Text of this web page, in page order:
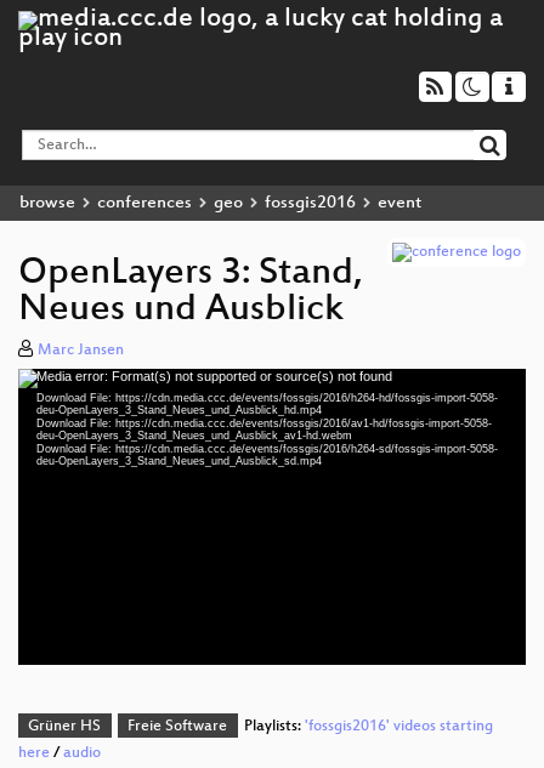
browse conferences geo fossgis2016 event
OpenLayers 3: Stand,
Neues und Ausblick
Marc Jansen
Video
Player
Media error: Format(s) not supported or source(s) not found
Download File: https://cdn.media.ccc.de/events/fossgis/2016/h264-hd/fossgis-import-5058-
deu-OpenLayers_3_Stand_Neues_und_Ausblick_hd.mp4
Download File: https://cdn.media.ccc.de/events/fossgis/2016/av1-hd/fossgis-import-5058-
deu-OpenLayers_3_Stand_Neues_und_Ausblick_av1-hd.webm
Download File: https://cdn.media.ccc.de/events/fossgis/2016/h264-sd/fossgis-import-5058-
deu-OpenLayers_3_Stand_Neues_und_Ausblick_sd.mp4
Grüner HS Freie Software Playlists: 'fossgis2016' videos starting
here /audio